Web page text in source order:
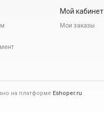
Мой кабинет
Мои заказы
на платформе Eshoper.ru